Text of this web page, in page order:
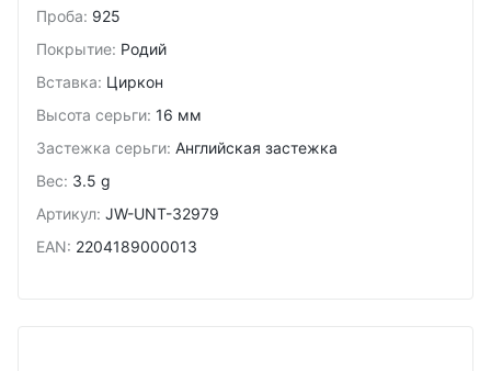
Проба: 925
Покрытие: Родий
Вставка: Циркон
Высота серьги: 16 мм
Застежка серьги: Английская застежка
Вес: 3.5 g
Артикул: JW-UNT-32979
EAN: 2204189000013